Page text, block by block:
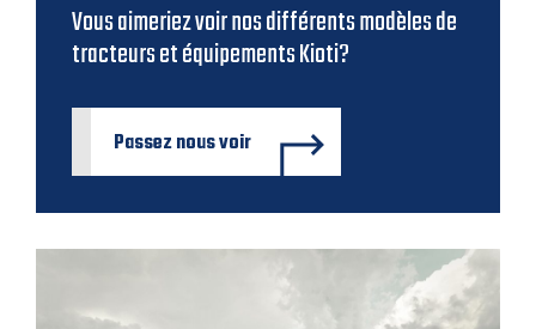
Vous aimeriez voir nos différents modèles de
tracteurs et équipements Kioti?
Passez nous voir